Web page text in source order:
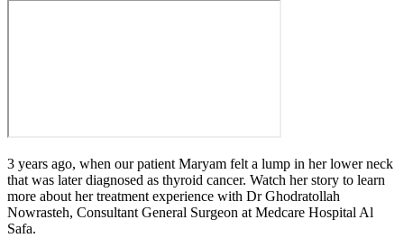
3 years ago, when our patient Maryam felt a lump in her lower neck
that was later diagnosed as thyroid cancer. Watch her story to learn
more about her treatment experience with Dr Ghodratollah
Nowrasteh, Consultant General Surgeon at Medcare Hospital Al
Safa.